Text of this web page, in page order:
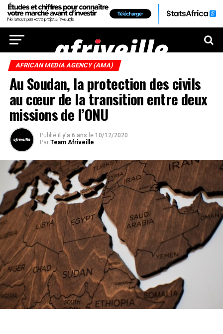
AFRICAN MEDIA AGENCY (AMA)
Au Soudan, la protection des civils
au cœur de la transition entre deux
missions de l’ONU
Publié il y'a 6 ans le 10/12/2020
Par Team Afriveille